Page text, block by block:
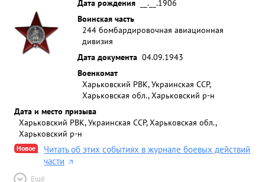
Дата рождения
__.__.1906
Воинская часть
244 бомбардировочная авиационная
дивизия
Дата документа 04.09.1943
Военкомат
Харьковский РВК, Украинская ССР,
Харьковская обл., Харьковский р-н
Дата и место призыва
Харьковский РВК, Украинская ССР, Харьковская обл.,
Харьковский р-н
Новое
Читать об этих событиях в журнале боевых действий
части
Ещё